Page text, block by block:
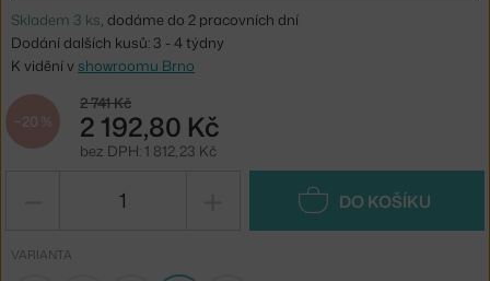
Skladem 3 ks, dodáme do 2 pracovních dní
Dodání dalších kusů: 3 - 4 týdny
K vidění v showroomu Brno
−20 %
2 741 Kč
2 192,80 Kč
bez DPH: 1 812,23 Kč
DO KOŠÍKU
VARIANTA